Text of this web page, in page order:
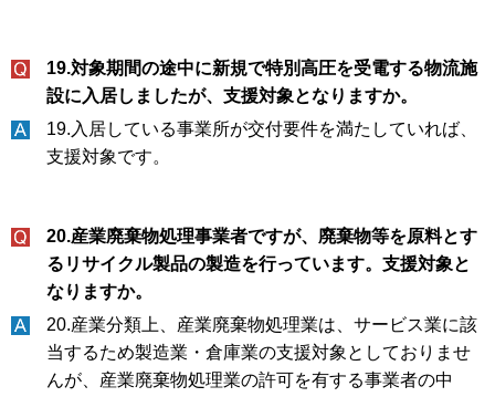
19.対象期間の途中に新規で特別高圧を受電する物流施
設に入居しましたが、支援対象となりますか。
19.入居している事業所が交付要件を満たしていれば、
支援対象です。
20.産業廃棄物処理事業者ですが、廃棄物等を原料とす
るリサイクル製品の製造を行っています。支援対象と
なりますか。
20.産業分類上、産業廃棄物処理業は、サービス業に該
当するため製造業・倉庫業の支援対象としておりませ
んが、産業廃棄物処理業の許可を有する事業者の中